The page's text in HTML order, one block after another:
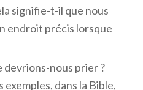
signifie-t-il que nous
endroit précis lorsque
nous prier ?
dans la Bible,